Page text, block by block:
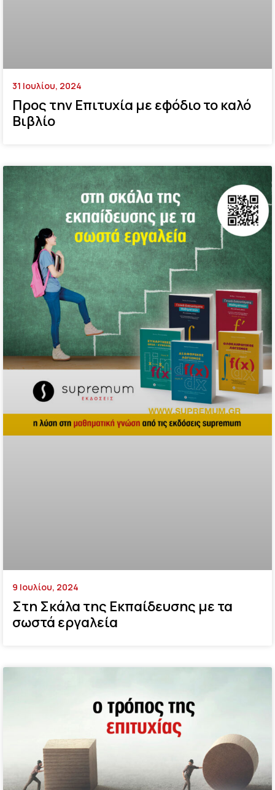
Προς την Επιτυχία με εφόδιο το καλό
Βιβλίο
31 Ιουλίου, 2024
Στη Σκάλα της Εκπαίδευσης με τα
σωστά εργαλεία
9 Ιουλίου, 2024